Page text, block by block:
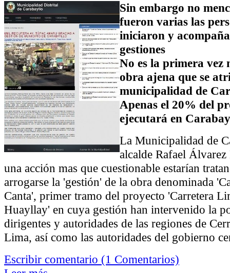
Sin embargo no
fueron varias las
iniciaron y
gestiones
No es la primera vez
obra ajena que se
municipalidad de
Apenas el 20% del
ejecutará en
La Municipalidad de
alcalde Rafael Álvarez
una acción mas que cuestionable estarían
arrogarse la 'gestión' de la obra denominada
Canta', primer tramo del proyecto 'Carretera
Huayllay' en cuya gestión han intervenido la
dirigentes y autoridades de las regiones de
Lima, así como las autoridades del gobierno
Escribir comentario (1 Comentarios)